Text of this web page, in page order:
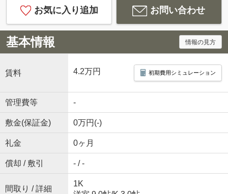
お気に入り追加 お問い合わせ
基本情報 情報の見方
賃料 4.2万円 初期費用シミュレーション
管理費等 -
敷金(保証金) 0万円(-)
礼金 0ヶ月
償却 / 敷引 - / -
間取り / 詳細
1K